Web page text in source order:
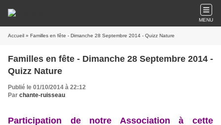
MENU
Accueil » Familles en fête - Dimanche 28 Septembre 2014 - Quizz Nature
Familles en fête - Dimanche 28 Septembre 2014 -
Quizz Nature
Publié le 01/10/2014 à 22:12
Par chante-ruisseau
Participation de notre Association à cette